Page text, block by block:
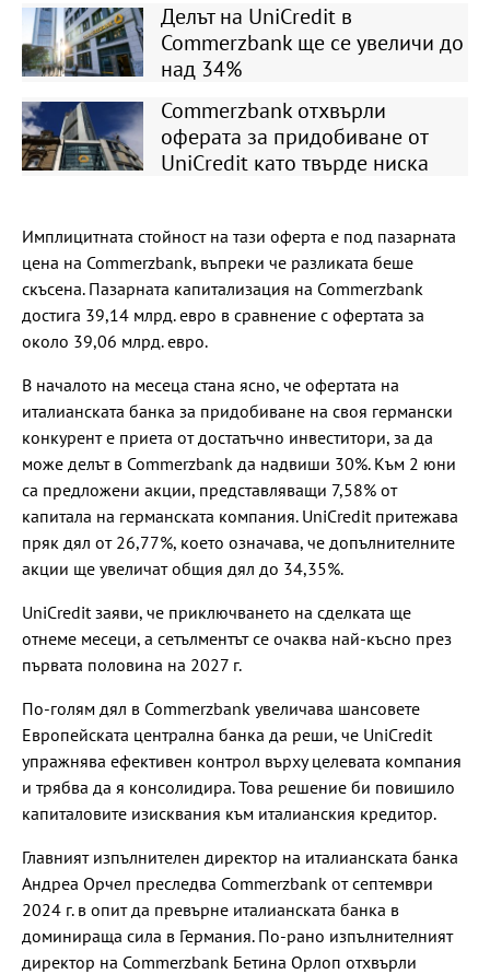
Делът на UniCredit в
Commerzbank ще се увеличи до
над 34%
Commerzbank отхвърли
оферата за придобиване от
UniCredit като твърде ниска
Имплицитната стойност на тази оферта е под пазарната
цена на Commerzbank, въпреки че разликата беше
скъсена. Пазарната капитализация на Commerzbank
достига 39,14 млрд. евро в сравнение с офертата за
около 39,06 млрд. евро.
В началото на месеца стана ясно, че офертата на
италианската банка за придобиване на своя германски
конкурент е приета от достатъчно инвеститори, за да
може делът в Commerzbank да надвиши 30%. Към 2 юни
са предложени акции, представляващи 7,58% от
капитала на германската компания. UniCredit притежава
пряк дял от 26,77%, което означава, че допълнителните
акции ще увеличат общия дял до 34,35%.
UniCredit заяви, че приключването на сделката ще
отнеме месеци, а сетълментът се очаква най-късно през
първата половина на 2027 г.
По-голям дял в Commerzbank увеличава шансовете
Европейската централна банка да реши, че UniCredit
упражнява ефективен контрол върху целевата компания
и трябва да я консолидира. Това решение би повишило
капиталовите изисквания към италианския кредитор.
Главният изпълнителен директор на италианската банка
Андреа Орчел преследва Commerzbank от септември
2024 г. в опит да превърне италианската банка в
доминираща сила в Германия. По-рано изпълнителният
директор на Commerzbank Бетина Орлоп отхвърли